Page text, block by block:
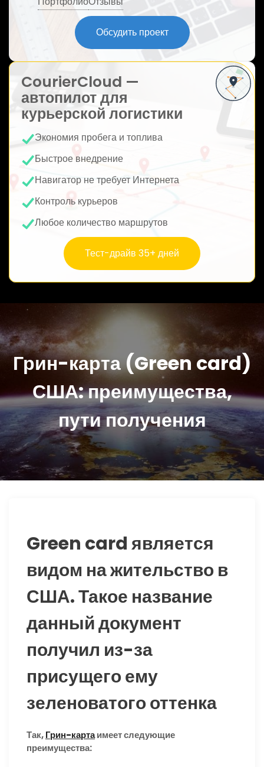
Обсудить проект
CourierCloud —
автопилот для
курьерской логистики
Экономия пробега и топлива
Быстрое внедрение
Навигатор не требует Интернета
Контроль курьеров
Любое количество маршрутов
Тест-драйв 35+ дней
Грин-карта (Green card)
США: преимущества,
пути получения
Green card является
видом на жительство в
США. Такое название
данный документ
получил из-за
присущего ему
зеленоватого оттенка
Так,Грин-картаимеет следующие
преимущества: